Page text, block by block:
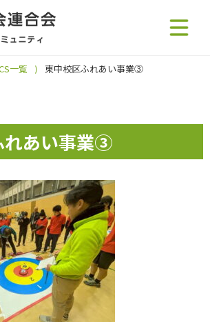
一覧 ⟩ 東中校区ふれあい事業③
れあい事業③